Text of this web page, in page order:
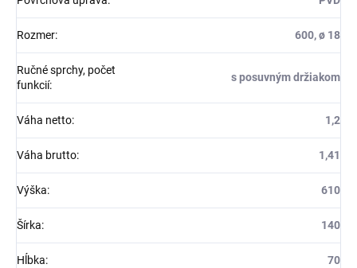
Rozmer: 600, ø 18
Ručné sprchy, počet
funkcií:
s posuvným držiakom
Váha netto: 1,2
Váha brutto: 1,41
Výška: 610
Šírka: 140
Hĺbka: 70